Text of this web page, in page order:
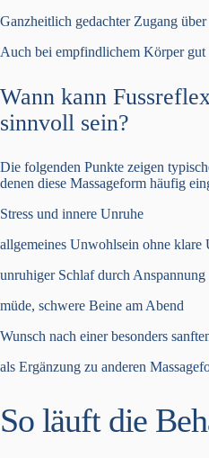
Ganzheitlich gedachter Zugang über
Auch bei empfindlichem Körper gut
Wann kann
sinnvoll sein?
Die folgenden Punkte zeigen
denen diese Massageform häufig
Stress und innere Unruhe
allgemeines Unwohlsein ohne klare
unruhiger Schlaf durch Anspannung
müde, schwere Beine am Abend
Wunsch nach einer besonders
als Ergänzung zu anderen
So läuft die